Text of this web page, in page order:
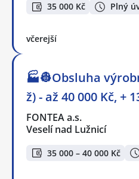
35 000 Kč Plný
včerejší
🏭👷Obsluha
ž) - až 40 000 Kč, +
FONTEA a.s.
Veselí nad Lužnicí
35 000 – 40 000 Kč